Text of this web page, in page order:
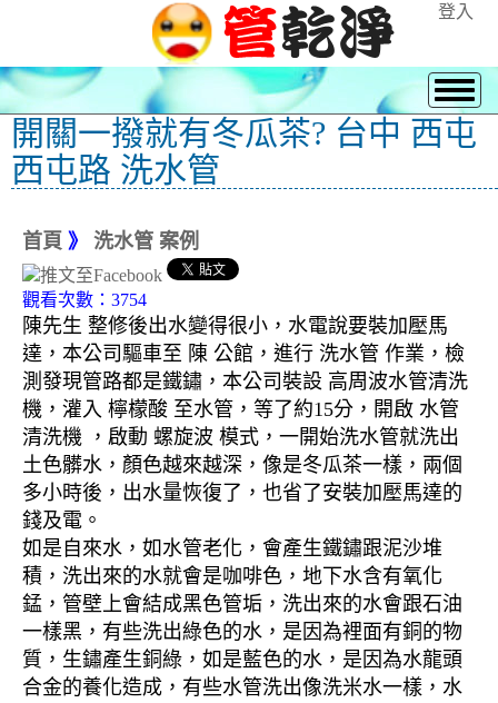
登入
開關一撥就有冬瓜茶? 台中 西屯
西屯路 洗水管
首頁 》 洗水管 案例
觀看次數：3754
陳先生 整修後出水變得很小，水電說要裝加壓馬
達，本公司驅車至 陳 公館，進行 洗水管 作業，檢
測發現管路都是鐵鏽，本公司裝設 高周波水管清洗
機，灌入 檸檬酸 至水管，等了約15分，開啟 水管
清洗機 ，啟動 螺旋波 模式，一開始洗水管就洗出
土色髒水，顏色越來越深，像是冬瓜茶一樣，兩個
多小時後，出水量恢復了，也省了安裝加壓馬達的
錢及電。
如是自來水，如水管老化，會產生鐵鏽跟泥沙堆
積，洗出來的水就會是咖啡色，地下水含有氧化
錳，管壁上會結成黑色管垢，洗出來的水會跟石油
一樣黑，有些洗出綠色的水，是因為裡面有銅的物
質，生鏽產生銅綠，如是藍色的水，是因為水龍頭
合金的養化造成，有些水管洗出像洗米水一樣，水